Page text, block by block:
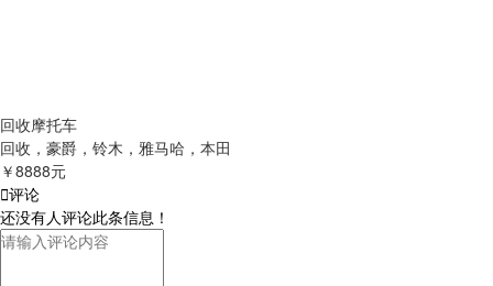
回收摩托车
回收，豪爵，铃木，雅马哈，本田
￥8888元
评论
还没有人评论此条信息！